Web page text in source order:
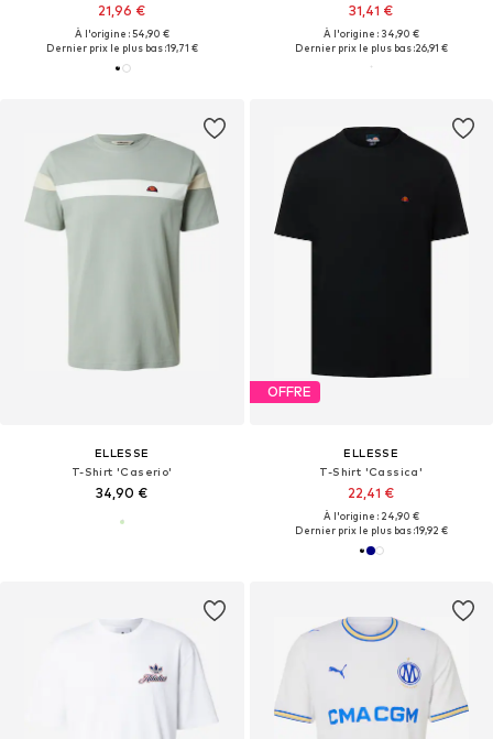
21,96 €
À l'origine : 54,90 €
Dernier prix le plus bas :19,71 €
31,41 €
À l'origine : 34,90 €
Dernier prix le plus bas :26,91 €
ELLESSE
T-Shirt 'Caserio'
34,90 €
OFFRE
ELLESSE
T-Shirt 'Cassica'
22,41 €
À l'origine : 24,90 €
Dernier prix le plus bas :19,92 €